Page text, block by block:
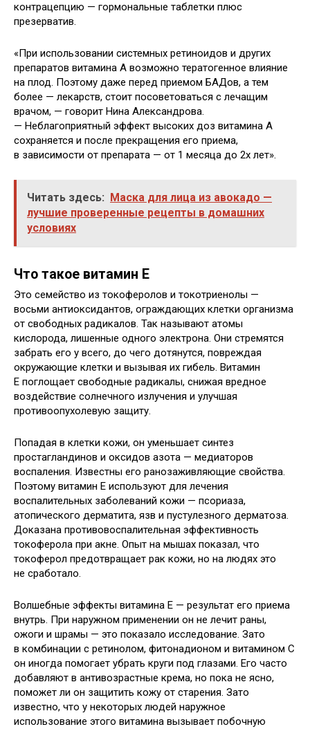
контрацепцию — гормональные таблетки плюс
презерватив.
«При использовании системных ретиноидов и других
препаратов витамина А возможно тератогенное влияние
на плод. Поэтому даже перед приемом БАДов, а тем
более — лекарств, стоит посоветоваться с лечащим
врачом, — говорит Нина Александрова.
— Неблагоприятный эффект высоких доз витамина А
сохраняется и после прекращения его приема,
в зависимости от препарата — от 1 месяца до 2х лет».
Читать здесь:
Маска для лица из авокадо —
лучшие проверенные рецепты в домашних
условиях
Что такое витамин Е
Это семейство из токоферолов и токотриенолы —
восьми антиоксидантов, ограждающих клетки организма
от свободных радикалов. Так называют атомы
кислорода, лишенные одного электрона. Они стремятся
забрать его у всего, до чего дотянутся, повреждая
окружающие клетки и вызывая их гибель. Витамин
Е поглощает свободные радикалы, снижая вредное
воздействие солнечного излучения и улучшая
противоопухолевую защиту.
Попадая в клетки кожи, он уменьшает синтез
простагландинов и оксидов азота — медиаторов
воспаления. Известны его ранозаживляющие свойства.
Поэтому витамин Е используют для лечения
воспалительных заболеваний кожи — псориаза,
атопического дерматита, язв и пустулезного дерматоза.
Доказана противовоспалительная эффективность
токоферола при акне. Опыт на мышах показал, что
токоферол предотвращает рак кожи, но на людях это
не сработало.
Волшебные эффекты витамина Е — результат его приема
внутрь. При наружном применении он не лечит раны,
ожоги и шрамы — это показало исследование. Зато
в комбинации с ретинолом, фитонадионом и витамином С
он иногда помогает убрать круги под глазами. Его часто
добавляют в антивозрастные крема, но пока не ясно,
поможет ли он защитить кожу от старения. Зато
известно, что у некоторых людей наружное
использование этого витамина вызывает побочную